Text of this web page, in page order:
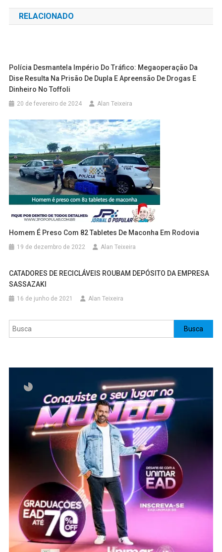
de
Post
RELACIONADO
Polícia Desmantela Império Do Tráfico: Megaoperação Da
Dise Resulta Na Prisão De Dupla E Apreensão De Drogas E
Dinheiro No Toffoli
20 de fevereiro de 2024 Alan Teixeira
Homem É Preso Com 82 Tabletes De Maconha Em Rodovia
19 de dezembro de 2022 Alan Teixeira
CATADORES DE RECICLÁVEIS ROUBAM DEPÓSITO DA EMPRESA
SASSAZAKI
16 de junho de 2021 Alan Teixeira
Pesquisar Busca